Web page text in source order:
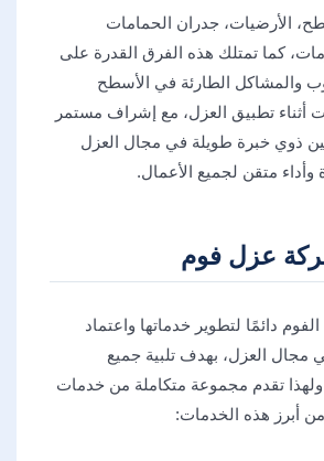
الأرضيات، جدران الحمامات
كما تمتلك هذه الفرق القدرة على
والمشاكل الطارئة في الأسطح
أثناء تطبيق العزل، مع إشراف مستمر
ذوي خبرة طويلة في مجال العزل
متقن لجميع الأعمال.
عزل فوم
دائمًا لتطوير خدماتها واعتماد
مجال العزل، بهدف تلبية جميع
ولهذا تقدم مجموعة متكاملة من خدمات
أبرز هذه الخدمات: